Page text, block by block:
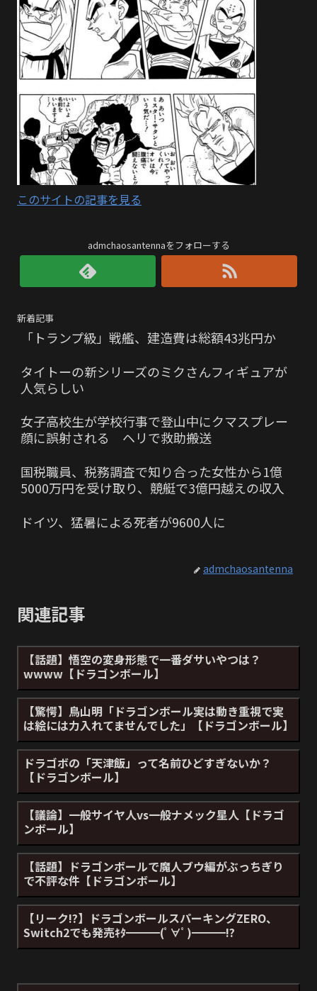
このサイトの記事を見る
admchaosantennaをフォローする
新着記事
「トランプ級」戦艦、建造費は総額43兆円か
タイトーの新シリーズのミクさんフィギュアが
人気らしい
女子高校生が学校行事で登山中にクマスプレー
顔に誤射される ヘリで救助搬送
国税職員、税務調査で知り合った女性から1億
5000万円を受け取り、競艇で3億円越えの収入
ドイツ、猛暑による死者が9600人に
admchaosantenna
関連記事
【話題】悟空の変身形態で一番ダサいやつは？
wwww【ドラゴンボール】
【驚愕】鳥山明「ドラゴンボール実は動き重視で実
は絵には力入れてませんでした」【ドラゴンボール】
ドラゴボの「天津飯」って名前ひどすぎないか？
【ドラゴンボール】
【議論】一般サイヤ人vs一般ナメック星人【ドラゴ
ンボール】
【話題】ドラゴンボールで魔人ブウ編がぶっちぎり
で不評な件【ドラゴンボール】
【リーク!?】ドラゴンボールスパーキングZERO、
Switch2でも発売ｷﾀ━━━(ﾟ∀ﾟ)━━━!?